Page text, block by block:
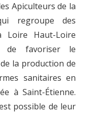
Apiculteurs de la
regroupe des
Haut-Loire
de favoriser le
la production de
sanitaires en
à Saint-Étienne.
possible de leur